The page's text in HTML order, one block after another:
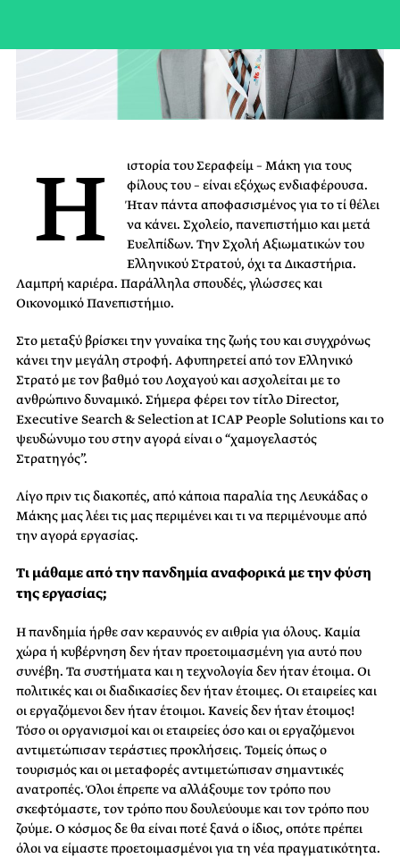
H
ιστορία του Σεραφείμ – Μάκη για τους
φίλους του – είναι εξόχως ενδιαφέρουσα.
Ήταν πάντα αποφασισμένος για το τί θέλει
να κάνει. Σχολείο, πανεπιστήμιο και μετά
Ευελπίδων. Την Σχολή Αξιωματικών του
Ελληνικού Στρατού, όχι τα Δικαστήρια.
Λαμπρή καριέρα. Παράλληλα σπουδές, γλώσσες και
Οικονομικό Πανεπιστήμιο.
Στο μεταξύ βρίσκει την γυναίκα της ζωής του και συγχρόνως
κάνει την μεγάλη στροφή. Αφυπηρετεί από τον Ελληνικό
Στρατό με τον βαθμό του Λοχαγού και ασχολείται με το
ανθρώπινο δυναμικό. Σήμερα φέρει τον τίτλο Director,
Executive Search & Selection at ICAP People Solutions και το
ψευδώνυμο του στην αγορά είναι ο “χαμογελαστός
Στρατηγός”.
Λίγο πριν τις διακοπές, από κάποια παραλία της Λευκάδας ο
Μάκης μας λέει τις μας περιμένει και τι να περιμένουμε από
την αγορά εργασίας.
Τι μάθαμε από την πανδημία αναφορικά με την φύση
της εργασίας;
Η πανδημία ήρθε σαν κεραυνός εν αιθρία για όλους. Καμία
χώρα ή κυβέρνηση δεν ήταν προετοιμασμένη για αυτό που
συνέβη. Τα συστήματα και η τεχνολογία δεν ήταν έτοιμα. Οι
πολιτικές και οι διαδικασίες δεν ήταν έτοιμες. Οι εταιρείες και
οι εργαζόμενοι δεν ήταν έτοιμοι. Κανείς δεν ήταν έτοιμος!
Τόσο οι οργανισμοί και οι εταιρείες όσο και οι εργαζόμενοι
αντιμετώπισαν τεράστιες προκλήσεις. Τομείς όπως ο
τουρισμός και οι μεταφορές αντιμετώπισαν σημαντικές
ανατροπές. Όλοι έπρεπε να αλλάξουμε τον τρόπο που
σκεφτόμαστε, τον τρόπο που δουλεύουμε και τον τρόπο που
ζούμε. Ο κόσμος δε θα είναι ποτέ ξανά ο ίδιος, οπότε πρέπει
όλοι να είμαστε προετοιμασμένοι για τη νέα πραγματικότητα.